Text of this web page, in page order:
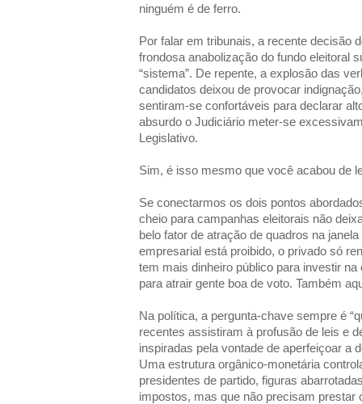
ninguém é de ferro.
Por falar em tribunais, a recente decisão
frondosa anabolização do fundo eleitoral
“sistema”. De repente, a explosão das
candidatos deixou de provocar
sentiram-se confortáveis para declarar
absurdo o Judiciário meter-se
Legislativo.
Sim, é isso mesmo que você acabou de
Se conectarmos os dois pontos
cheio para campanhas eleitorais não
belo fator de atração de quadros na
empresarial está proibido, o privado só
tem mais dinheiro público para investir
para atrair gente boa de voto. Também
Na política, a pergunta-chave sempre é
recentes assistiram à profusão de leis e
inspiradas pela vontade de aperfeiçoar a
Uma estrutura orgânico-monetária
presidentes de partido, figuras
impostos, mas que não precisam prestar